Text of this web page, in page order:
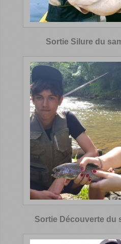
Sortie Silure du
Sortie Découverte du